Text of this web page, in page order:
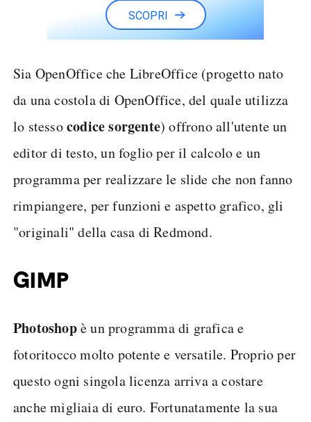
SCOPRI
Sia OpenOffice che LibreOffice (progetto nato
da una costola di OpenOffice, del quale utilizza
lo stessocodice sorgente) offrono all'utente un
editor di testo, un foglio per il calcolo e un
programma per realizzare le slide che non fanno
rimpiangere, per funzioni e aspetto grafico, gli
"originali" della casa di Redmond.
GIMP
Photoshopè un programma di grafica e
fotoritocco molto potente e versatile. Proprio per
questo ogni singola licenza arriva a costare
anche migliaia di euro. Fortunatamente la sua